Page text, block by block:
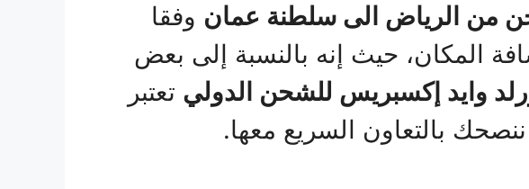
من الرياض الى سلطنة عمان وفقا
المكان، حيث إنه بالنسبة إلى بعض
وايد إكسبريس للشحن الدولي تعتبر
بالتعاون السريع معها.